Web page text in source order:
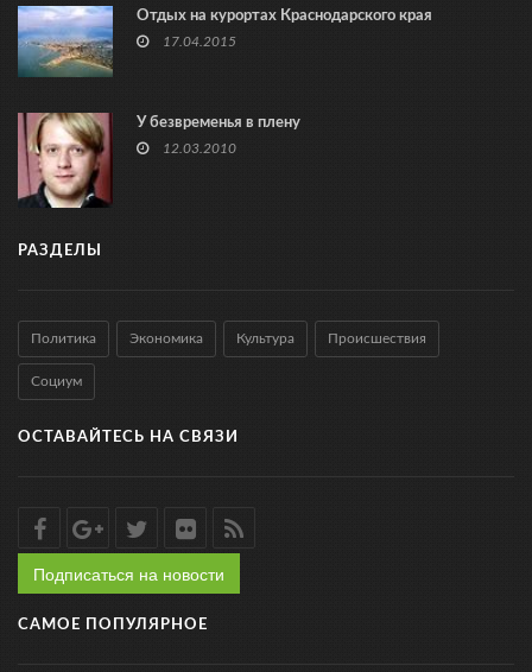
Отдых на курортах Краснодарского края
17.04.2015
У безвременья в плену
12.03.2010
РАЗДЕЛЫ
Политика Экономика Культура Происшествия
Социум
ОСТАВАЙТЕСЬ НА СВЯЗИ
Подписаться на новости
САМОЕ ПОПУЛЯРНОЕ